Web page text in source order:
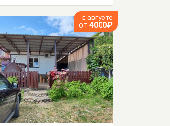
в августе
от 4000₽